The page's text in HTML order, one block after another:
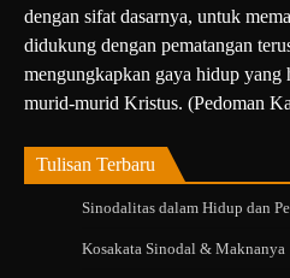
dengan sifat dasarnya, untuk
didukung dengan pematangan
mengungkapkan gaya hidup yang
murid-murid Kristus. (Pedoman
Tulisan Terbaru
Sinodalitas dalam Hidup dan
Kosakata Sinodal & Maknanya